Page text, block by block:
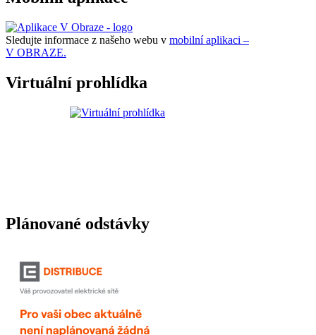
Sledujte informace z našeho webu v mobilní aplikaci –
V OBRAZE.
Virtuální prohlídka
Plánované odstávky